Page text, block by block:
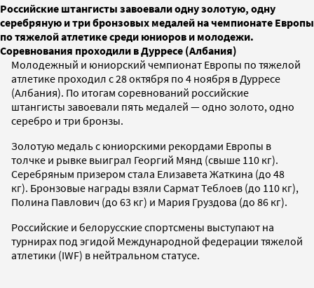
Российские штангисты завоевали одну золотую, одну
серебряную и три бронзовых медалей на чемпионате Европы
по тяжелой атлетике среди юниоров и молодежи.
Соревнования проходили в Дурресе (Албания)
Молодежный и юниорский чемпионат Европы по тяжелой
атлетике проходил с 28 октября по 4 ноября в Дурресе
(Албания). По итогам соревнований российские
штангисты завоевали пять медалей — одно золото, одно
серебро и три бронзы.
Золотую медаль с юниорскими рекордами Европы в
толчке и рывке выиграл Георгий Мянд (свыше 110 кг).
Серебряным призером стала Елизавета Жаткина (до 48
кг). Бронзовые награды взяли Сармат Теблоев (до 110 кг),
Полина Павлович (до 63 кг) и Мария Груздова (до 86 кг).
Российские и белорусские спортсмены выступают на
турнирах под эгидой Международной федерации тяжелой
атлетики (IWF) в нейтральном статусе.